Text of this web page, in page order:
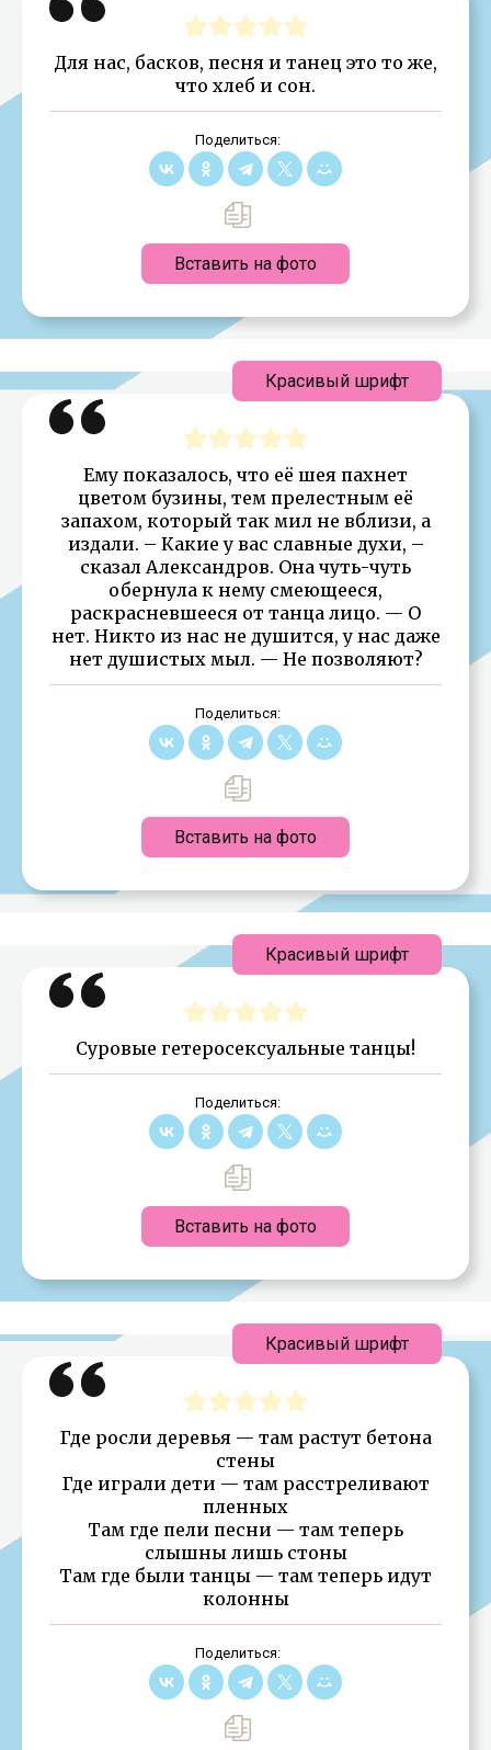
Для нас, басков, песня и танец это то же,
что хлеб и сон.
Поделиться:
Вставить на фото
Ему показалось, что её шея пахнет
цветом бузины, тем прелестным её
запахом, который так мил не вблизи, а
издали. – Какие у вас славные духи, –
сказал Александров. Она чуть-чуть
обернула к нему смеющееся,
раскрасневшееся от танца лицо. — О
нет. Никто из нас не душится, у нас даже
нет душистых мыл. — Не позволяют?
Поделиться:
Вставить на фото
Красивый шрифт
Суровые гетеросексуальные танцы!
Поделиться:
Вставить на фото
Красивый шрифт
Где росли деревья — там растут бетона
стены
Где играли дети — там расстреливают
пленных
Там где пели песни — там теперь
слышны лишь стоны
Там где были танцы — там теперь идут
колонны
Поделиться:
Красивый шрифт